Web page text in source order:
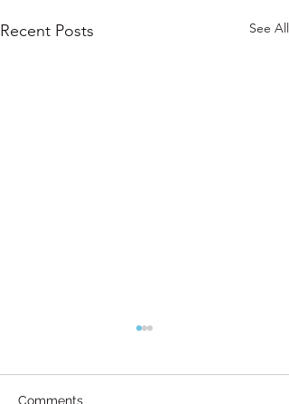
Recent Posts See All
Comments